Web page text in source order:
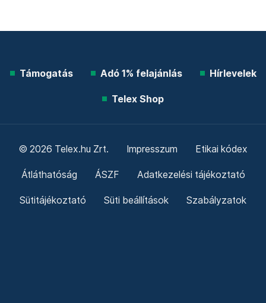
Támogatás Adó 1% felajánlás Hírlevelek
Telex Shop
© 2026 Telex.hu Zrt. Impresszum Etikai kódex
Átláthatóság ÁSZF Adatkezelési tájékoztató
Sütitájékoztató Süti beállítások Szabályzatok